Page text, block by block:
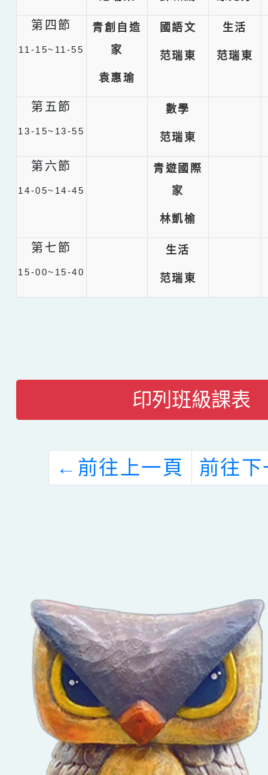
第四節
11-15~11-55
青創自造
家
袁惠瑜
國語文
范瑞東
生活
范瑞東
第五節
13-15~13-55
數學
范瑞東
第六節
14-05~14-45
青遊國際
家
林凱榆
第七節
15-00~15-40
生活
范瑞東
印列班級課表
← 前往上一頁 前往下